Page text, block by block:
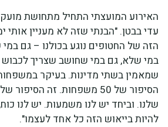
האירוע המועצתי התחיל מתחושת
עדי בבטן. "הבנתי שזה לא מעניין אותי
הזה של החטופים נוגע בכולנו – גם
במי שלא, גם במי שחושב שצריך
שמאמין בשתי מדינות. בעיקר
שלנו. וביחד יש לנו משמעות. יש לנו
להיות בייאוש הזה כל אחד לעצמו".